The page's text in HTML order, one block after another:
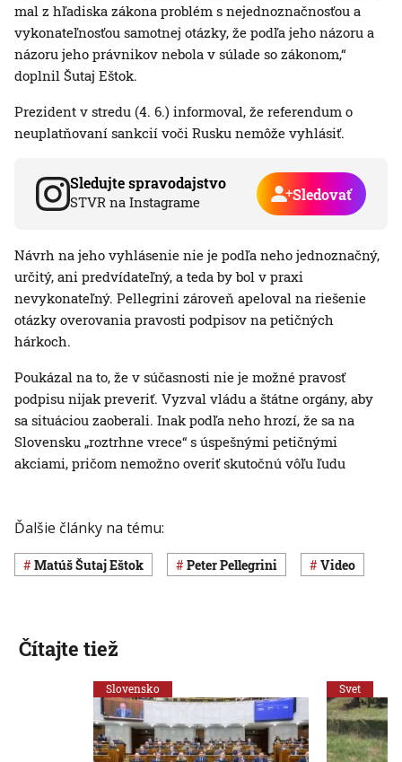
mal z hľadiska zákona problém s nejednoznačnosťou a
vykonateľnosťou samotnej otázky, že podľa jeho názoru a
názoru jeho právnikov nebola v súlade so zákonom,“
doplnil Šutaj Eštok.
Prezident v stredu (4. 6.) informoval, že referendum o
neuplatňovaní sankcií voči Rusku nemôže vyhlásiť.
Sledujte spravodajstvo
STVR na Instagrame Sledovať
Návrh na jeho vyhlásenie nie je podľa neho jednoznačný,
určitý, ani predvídateľný, a teda by bol v praxi
nevykonateľný. Pellegrini zároveň apeloval na riešenie
otázky overovania pravosti podpisov na petičných
hárkoch.
Poukázal na to, že v súčasnosti nie je možné pravosť
podpisu nijak preveriť. Vyzval vládu a štátne orgány, aby
sa situáciou zaoberali. Inak podľa neho hrozí, že sa na
Slovensku „roztrhne vrece“ s úspešnými petičnými
akciami, pričom nemožno overiť skutočnú vôľu ľudu
Ďalšie články na tému:
Matúš Šutaj Eštok Peter Pellegrini Video
Čítajte tiež
Slovensko Svet